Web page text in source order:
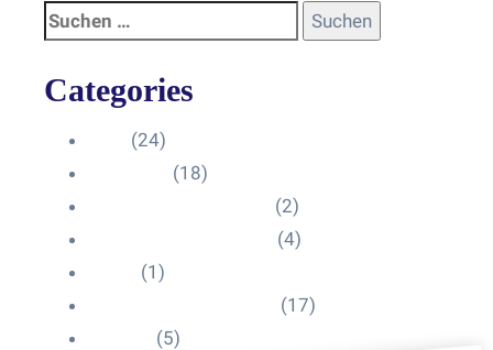
Categories
(24)
(18)
(2)
(4)
(1)
(17)
(5)